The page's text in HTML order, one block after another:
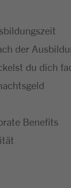
der
du dich
Benefits